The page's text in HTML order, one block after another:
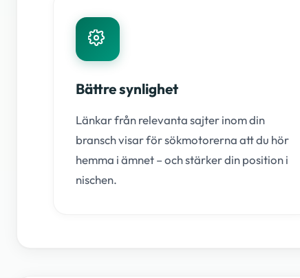
Bättre synlighet
Länkar från relevanta sajter inom din
bransch visar för sökmotorerna att du hör
hemma i ämnet – och stärker din position i
nischen.